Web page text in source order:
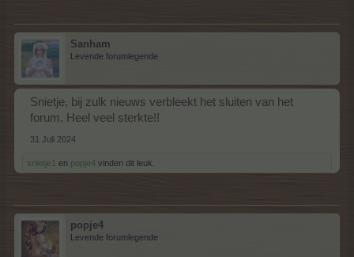
Sanham
Levende forumlegende
Snietje, bij zulk nieuws verbleekt het sluiten van het
forum. Heel veel sterkte!!
31 Juli 2024
snietje1 en popje4 vinden dit leuk.
popje4
Levende forumlegende